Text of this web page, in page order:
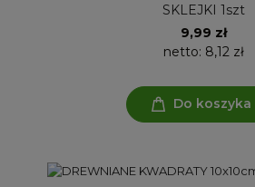
SKLEJKI 1szt
9,99 zł
netto: 8,12 zł
Do koszyka